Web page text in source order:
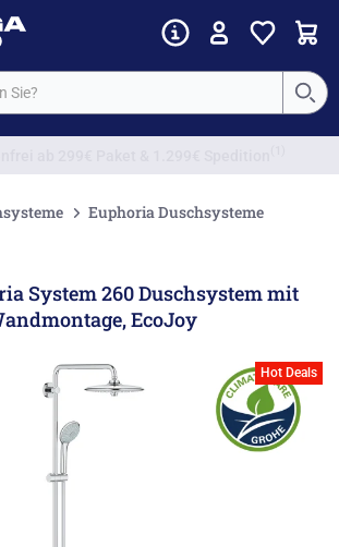
Euphoria Duschsysteme
System 260 Duschsystem mit
EcoJoy
Hot Deals